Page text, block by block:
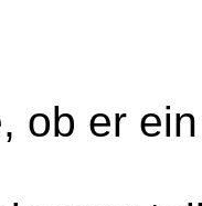
ob er